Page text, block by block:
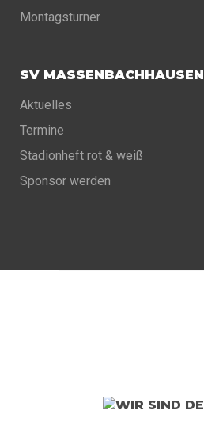
Montagsturner
SV MASSENBACHHAUSEN
Aktuelles
Termine
Stadionheft rot & weiß
Sponsor werden